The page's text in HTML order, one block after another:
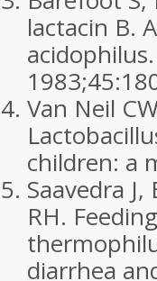
lactacin B.
acidophilus.
1983;45
Van Neil
children: a
Saavedra
RH.
diarrhea